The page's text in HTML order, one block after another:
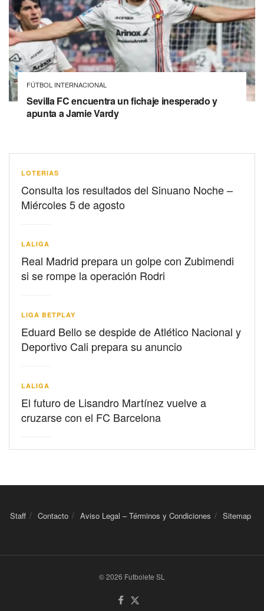
FÚTBOL INTERNACIONAL
Sevilla FC encuentra un fichaje inesperado y
apunta a Jamie Vardy
LOTERIAS
Consulta los resultados del Sinuano Noche –
Miércoles 5 de agosto
LALIGA
Real Madrid prepara un golpe con Zubimendi
si se rompe la operación Rodri
LIGA BETPLAY
Eduard Bello se despide de Atlético Nacional y
Deportivo Cali prepara su anuncio
LALIGA
El futuro de Lisandro Martínez vuelve a
cruzarse con el FC Barcelona
Staff Contacto Aviso Legal – Términos y Condiciones Sitemap
© 2026 Futbolete SL